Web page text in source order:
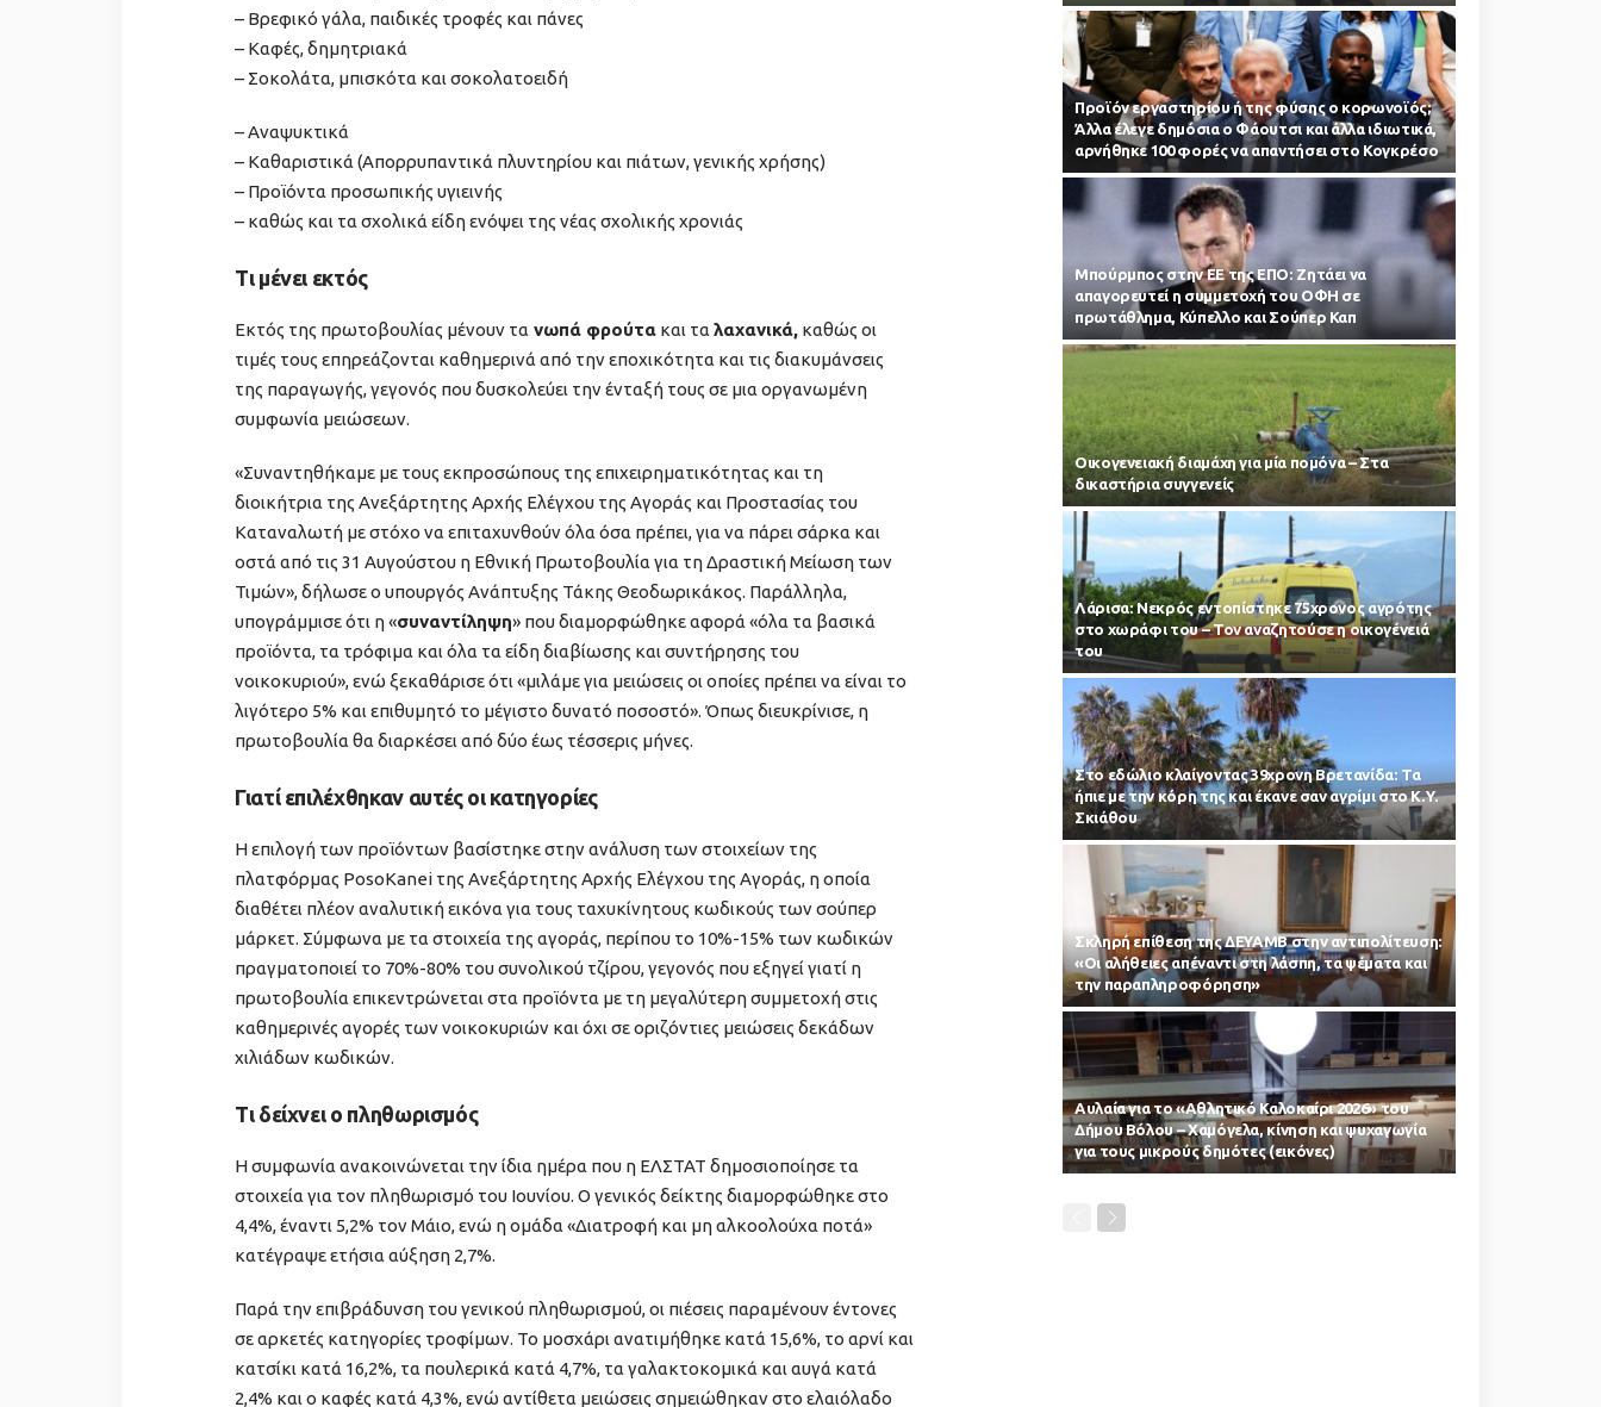
– Βρεφικό γάλα, παιδικές τροφές και πάνες
– Καφές, δημητριακά
– Σοκολάτα, μπισκότα και σοκολατοειδή
– Αναψυκτικά
– Καθαριστικά (Απορρυπαντικά πλυντηρίου και πιάτων, γενικής χρήσης)
– Προϊόντα προσωπικής υγιεινής
– καθώς και τα σχολικά είδη ενόψει της νέας σχολικής χρονιάς
Τι μένει εκτός
Εκτός της πρωτοβουλίας μένουν τα νωπά φρούτα και τα λαχανικά, καθώς οι
τιμές τους επηρεάζονται καθημερινά από την εποχικότητα και τις διακυμάνσεις
της παραγωγής, γεγονός που δυσκολεύει την ένταξή τους σε μια οργανωμένη
συμφωνία μειώσεων.
«Συναντηθήκαμε με τους εκπροσώπους της επιχειρηματικότητας και τη
διοικήτρια της Ανεξάρτητης Αρχής Ελέγχου της Αγοράς και Προστασίας του
Καταναλωτή με στόχο να επιταχυνθούν όλα όσα πρέπει, για να πάρει σάρκα και
οστά από τις 31 Αυγούστου η Εθνική Πρωτοβουλία για τη Δραστική Μείωση των
Τιμών», δήλωσε ο υπουργός Ανάπτυξης Τάκης Θεοδωρικάκος. Παράλληλα,
υπογράμμισε ότι η «συναντίληψη» που διαμορφώθηκε αφορά «όλα τα βασικά
προϊόντα, τα τρόφιμα και όλα τα είδη διαβίωσης και συντήρησης του
νοικοκυριού», ενώ ξεκαθάρισε ότι «μιλάμε για μειώσεις οι οποίες πρέπει να είναι το
λιγότερο 5% και επιθυμητό το μέγιστο δυνατό ποσοστό». Όπως διευκρίνισε, η
πρωτοβουλία θα διαρκέσει από δύο έως τέσσερις μήνες.
Γιατί επιλέχθηκαν αυτές οι κατηγορίες
Η επιλογή των προϊόντων βασίστηκε στην ανάλυση των στοιχείων της
πλατφόρμας PosoKanei της Ανεξάρτητης Αρχής Ελέγχου της Αγοράς, η οποία
διαθέτει πλέον αναλυτική εικόνα για τους ταχυκίνητους κωδικούς των σούπερ
μάρκετ. Σύμφωνα με τα στοιχεία της αγοράς, περίπου το 10%-15% των κωδικών
πραγματοποιεί το 70%-80% του συνολικού τζίρου, γεγονός που εξηγεί γιατί η
πρωτοβουλία επικεντρώνεται στα προϊόντα με τη μεγαλύτερη συμμετοχή στις
καθημερινές αγορές των νοικοκυριών και όχι σε οριζόντιες μειώσεις δεκάδων
χιλιάδων κωδικών.
Τι δείχνει ο πληθωρισμός
Η συμφωνία ανακοινώνεται την ίδια ημέρα που η ΕΛΣΤΑΤ δημοσιοποίησε τα
στοιχεία για τον πληθωρισμό του Ιουνίου. Ο γενικός δείκτης διαμορφώθηκε στο
4,4%, έναντι 5,2% τον Μάιο, ενώ η ομάδα «Διατροφή και μη αλκοολούχα ποτά»
κατέγραψε ετήσια αύξηση 2,7%.
Παρά την επιβράδυνση του γενικού πληθωρισμού, οι πιέσεις παραμένουν έντονες
σε αρκετές κατηγορίες τροφίμων. Το μοσχάρι ανατιμήθηκε κατά 15,6%, το αρνί και
κατσίκι κατά 16,2%, τα πουλερικά κατά 4,7%, τα γαλακτοκομικά και αυγά κατά
2,4% και ο καφές κατά 4,3%, ενώ αντίθετα μειώσεις σημειώθηκαν στο ελαιόλαδο
Προϊόν εργαστηρίου ή της φύσης ο κορωνοϊός;
Άλλα έλεγε δημόσια ο Φάουτσι και άλλα ιδιωτικά,
αρνήθηκε 100 φορές να απαντήσει στο Κογκρέσο
Μπούρμπος στην ΕΕ της ΕΠΟ: Ζητάει να
απαγορευτεί η συμμετοχή του ΟΦΗ σε
πρωτάθλημα, Κύπελλο και Σούπερ Καπ
Οικογενειακή διαμάχη για μία πομόνα – Στα
δικαστήρια συγγενείς
Λάρισα: Νεκρός εντοπίστηκε 75χρονος αγρότης
στο χωράφι του – Toν αναζητούσε η οικογένειά
του
Στο εδώλιο κλαίγοντας 39χρονη Βρετανίδα: Τα
ήπιε με την κόρη της και έκανε σαν αγρίμι στο Κ.Υ.
Σκιάθου
Σκληρή επίθεση της ΔΕΥΑΜΒ στην αντιπολίτευση:
«Οι αλήθειες απέναντι στη λάσπη, τα ψέματα και
την παραπληροφόρηση»
Αυλαία για το «Αθλητικό Καλοκαίρι 2026» του
Δήμου Βόλου – Χαμόγελα, κίνηση και ψυχαγωγία
για τους μικρούς δημότες (εικόνες)